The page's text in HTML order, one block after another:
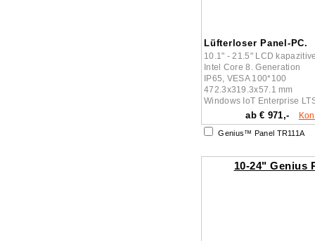
Lüfterloser Panel-PC.
10.1" - 21.5" LCD
Intel Core 8. Generation
IP65, VESA 100*100
472.3x319.3x57.1 mm
Windows IoT Enterprise
ab € 971,-
Genius™ Panel TR111A
10-24" Genius